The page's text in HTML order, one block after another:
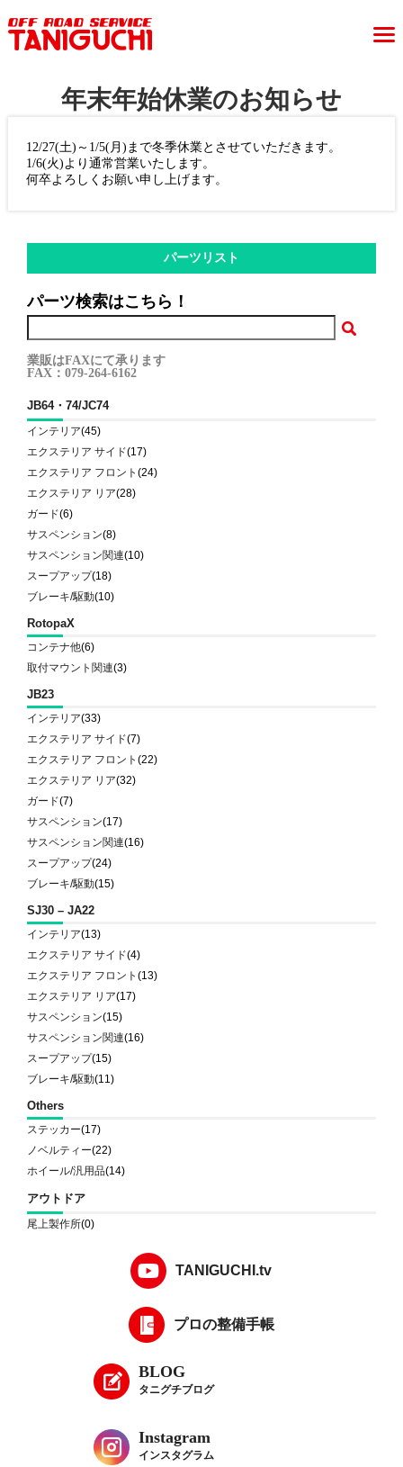
パーツリスト
パーツ検索はこちら！
業販はFAXにて承ります
FAX：079-264-6162
JB64・74/JC74
インテリア(45)
エクステリア サイド(17)
エクステリア フロント(24)
エクステリア リア(28)
ガード(6)
サスペンション(8)
サスペンション関連(10)
スープアップ(18)
ブレーキ/駆動(10)
RotopaX
コンテナ他(6)
取付マウント関連(3)
JB23
インテリア(33)
エクステリア サイド(7)
エクステリア フロント(22)
エクステリア リア(32)
ガード(7)
サスペンション(17)
サスペンション関連(16)
スープアップ(24)
ブレーキ/駆動(15)
SJ30 – JA22
インテリア(13)
エクステリア サイド(4)
エクステリア フロント(13)
エクステリア リア(17)
サスペンション(15)
サスペンション関連(16)
スープアップ(15)
ブレーキ/駆動(11)
Others
ステッカー(17)
ノベルティー(22)
ホイール/汎用品(14)
アウトドア
尾上製作所(0)
TANIGUCHI.tv
プロの整備手帳
BLOG
タニグチブログ
Instagram
インスタグラム
年末年始休業のお知らせ
12/27(土)～1/5(月)まで冬季休業とさせていただきます。
1/6(火)より通常営業いたします。
何卒よろしくお願い申し上げます。